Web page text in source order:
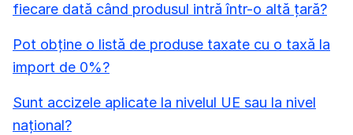
fiecare dată când produsul intră într-o altă țară?
Pot obține o listă de produse taxate cu o taxă la
import de 0%?
Sunt accizele aplicate la nivelul UE sau la nivel
național?